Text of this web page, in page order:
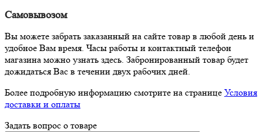
Самовывозом
Вы можете забрать заказанный на сайте товар в любой день и
удобное Вам время. Часы работы и контактный телефон
магазина можно узнать здесь. Забронированный товар будет
дожидаться Вас в течении двух рабочих дней.
Более подробную информацию смотрите на странице Условия
доставки и оплаты
Задать вопрос о товаре